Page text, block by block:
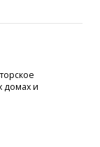
домах и